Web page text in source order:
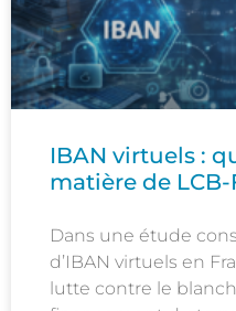
IBAN virtuels :
matière de LCB-
Dans une étude
d’IBAN virtuels en
lutte contre le